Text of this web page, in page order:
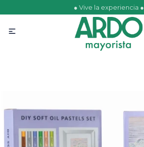
● Vive la experiencia ●
 Ofertas Escolares
Comestibles